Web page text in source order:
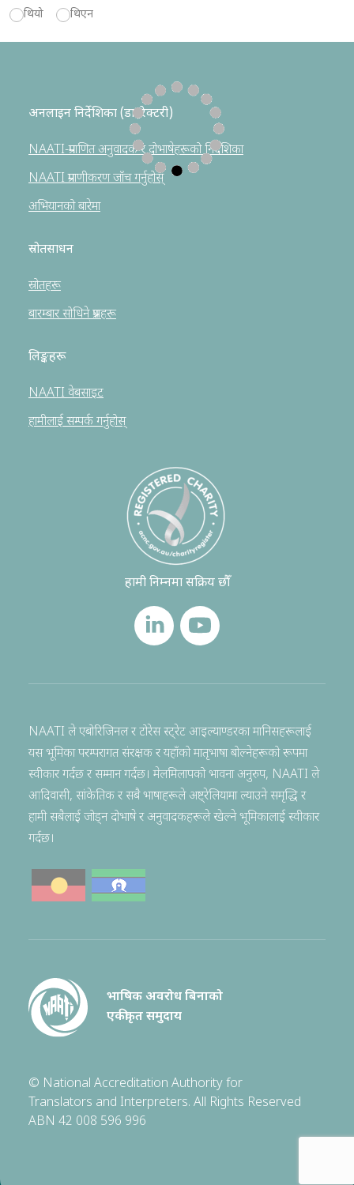
थियो थिएन
अनलाइन निर्देशिका (डाइरेक्टरी)
NAATI-प्रमाणित अनुवादक र दोभाषेहरूको निर्देशिका
NAATI प्रमाणीकरण जाँच गर्नुहोस्
अभियानको बारेमा
स्रोतसाधन
स्रोतहरू
बारम्बार सोधिने प्रश्नहरू
लिङ्कहरू
NAATI वेबसाइट
हामीलाई सम्पर्क गर्नुहोस्
हामी निम्नमा सक्रिय छौँ
NAATI ले एबोरिजिनल र टोरेस स्ट्रेट आइल्याण्डरका मानिसहरूलाई
यस भूमिका परम्परागत संरक्षक र यहाँको मातृभाषा बोल्नेहरूको रूपमा
स्वीकार गर्दछ र सम्मान गर्दछ। मेलमिलापको भावना अनुरुप, NAATI ले
आदिवासी, सांकेतिक र सबै भाषाहरूले अष्ट्रेलियामा ल्याउने समृद्धि र
हामी सबैलाई जोड्न दोभाषे र अनुवादकहरूले खेल्ने भूमिकालाई स्वीकार
गर्दछ।
भाषिक अवरोध बिनाको
एकीकृत समुदाय
© National Accreditation Authority for
Translators and Interpreters. All Rights Reserved
ABN 42 008 596 996